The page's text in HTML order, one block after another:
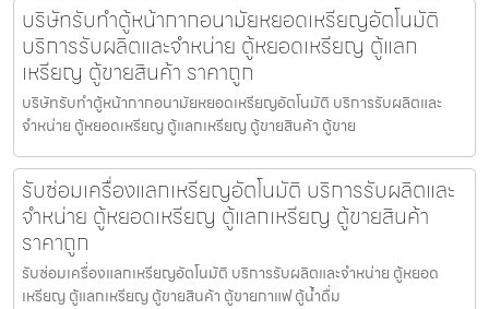
บริษัทรับทำตู้หน้ากากอนามัยหยอดเหรียญ​​​อัตโนมัติ
บริการรับผลิตและจำหน่าย ตู้หยอดเหรียญ ตู้แลก
เหรียญ ตู้ขายสินค้า ราคาถูก
บริษัทรับทำตู้หน้ากากอนามัยหยอดเหรียญ​​​อัตโนมัติ บริการรับผลิตและ
จำหน่าย ตู้หยอดเหรียญ ตู้แลกเหรียญ ตู้ขายสินค้า ตู้ขาย
รับซ่อมเครื่องแลกเหรียญ​อัตโนมัติ บริการรับผลิตและ
จำหน่าย ตู้หยอดเหรียญ ตู้แลกเหรียญ ตู้ขายสินค้า
ราคาถูก
รับซ่อมเครื่องแลกเหรียญ​อัตโนมัติ บริการรับผลิตและจำหน่าย ตู้หยอด
เหรียญ ตู้แลกเหรียญ ตู้ขายสินค้า ตู้ขายกาแฟ ตู้น้ำดื่ม